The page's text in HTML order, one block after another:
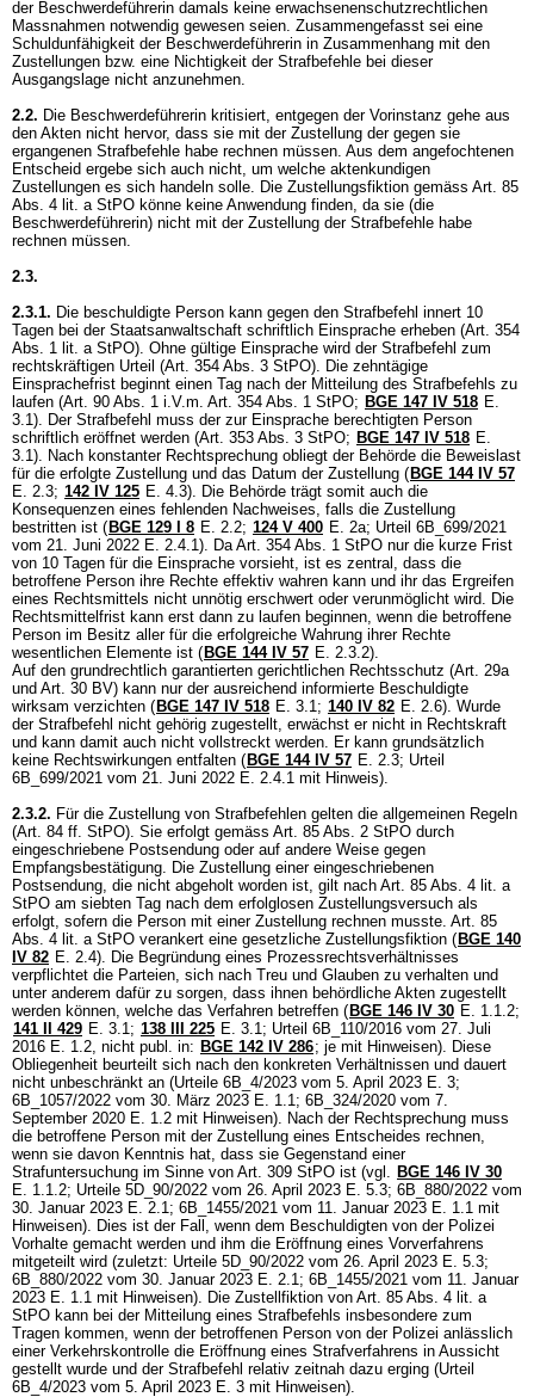
der Beschwerdeführerin damals keine erwachsenenschutzrechtlichen
Massnahmen notwendig gewesen seien. Zusammengefasst sei eine
Schuldunfähigkeit der Beschwerdeführerin in Zusammenhang mit den
Zustellungen bzw. eine Nichtigkeit der Strafbefehle bei dieser
Ausgangslage nicht anzunehmen.
2.2. Die Beschwerdeführerin kritisiert, entgegen der Vorinstanz gehe aus
den Akten nicht hervor, dass sie mit der Zustellung der gegen sie
ergangenen Strafbefehle habe rechnen müssen. Aus dem angefochtenen
Entscheid ergebe sich auch nicht, um welche aktenkundigen
Zustellungen es sich handeln solle. Die Zustellungsfiktion gemäss Art. 85
Abs. 4 lit. a StPO könne keine Anwendung finden, da sie (die
Beschwerdeführerin) nicht mit der Zustellung der Strafbefehle habe
rechnen müssen.
2.3.
2.3.1. Die beschuldigte Person kann gegen den Strafbefehl innert 10
Tagen bei der Staatsanwaltschaft schriftlich Einsprache erheben (Art. 354
Abs. 1 lit. a StPO). Ohne gültige Einsprache wird der Strafbefehl zum
rechtskräftigen Urteil (Art. 354 Abs. 3 StPO). Die zehntägige
Einsprachefrist beginnt einen Tag nach der Mitteilung des Strafbefehls zu
laufen (Art. 90 Abs. 1 i.V.m. Art. 354 Abs. 1 StPO; BGE 147 IV 518 E.
3.1). Der Strafbefehl muss der zur Einsprache berechtigten Person
schriftlich eröffnet werden (Art. 353 Abs. 3 StPO; BGE 147 IV 518 E.
3.1). Nach konstanter Rechtsprechung obliegt der Behörde die Beweislast
für die erfolgte Zustellung und das Datum der Zustellung ( BGE 144 IV 57
E. 2.3; 142 IV 125 E. 4.3). Die Behörde trägt somit auch die
Konsequenzen eines fehlenden Nachweises, falls die Zustellung
bestritten ist ( BGE 129 I 8 E. 2.2; 124 V 400 E. 2a; Urteil 6B_699/2021
vom 21. Juni 2022 E. 2.4.1). DaArt. 354 Abs. 1 StPO nur die kurze Frist
von 10 Tagen für die Einsprache vorsieht, ist es zentral, dass die
betroffene Person ihre Rechte effektiv wahren kann und ihr das Ergreifen
eines Rechtsmittels nicht unnötig erschwert oder verunmöglicht wird. Die
Rechtsmittelfrist kann erst dann zu laufen beginnen, wenn die betroffene
Person im Besitz aller für die erfolgreiche Wahrung ihrer Rechte
wesentlichen Elemente ist ( BGE 144 IV 57 E. 2.3.2).
Auf den grundrechtlich garantierten gerichtlichen Rechtsschutz (Art. 29a
und Art. 30 BV) kann nur der ausreichend informierte Beschuldigte
wirksam verzichten ( BGE 147 IV 518 E. 3.1; 140 IV 82 E. 2.6). Wurde
der Strafbefehl nicht gehörig zugestellt, erwächst er nicht in Rechtskraft
und kann damit auch nicht vollstreckt werden. Er kann grundsätzlich
keine Rechtswirkungen entfalten ( BGE 144 IV 57 E. 2.3; Urteil
6B_699/2021 vom 21. Juni 2022 E. 2.4.1 mit Hinweis).
2.3.2. Für die Zustellung von Strafbefehlen gelten die allgemeinen Regeln
(Art. 84 ff. StPO). Sie erfolgt gemäss Art. 85 Abs. 2 StPO durch
eingeschriebene Postsendung oder auf andere Weise gegen
Empfangsbestätigung. Die Zustellung einer eingeschriebenen
Postsendung, die nicht abgeholt worden ist, gilt nach Art. 85 Abs. 4 lit. a
StPO am siebten Tag nach dem erfolglosen Zustellungsversuch als
erfolgt, sofern die Person mit einer Zustellung rechnen musste. Art. 85
Abs. 4 lit. a StPO verankert eine gesetzliche Zustellungsfiktion ( BGE 140
IV 82 E. 2.4). Die Begründung eines Prozessrechtsverhältnisses
verpflichtet die Parteien, sich nach Treu und Glauben zu verhalten und
unter anderem dafür zu sorgen, dass ihnen behördliche Akten zugestellt
werden können, welche das Verfahren betreffen ( BGE 146 IV 30 E. 1.1.2;
141 II 429 E. 3.1; 138 III 225 E. 3.1; Urteil 6B_110/2016 vom 27. Juli
2016 E. 1.2, nicht publ. in: BGE 142 IV 286; je mit Hinweisen). Diese
Obliegenheit beurteilt sich nach den konkreten Verhältnissen und dauert
nicht unbeschränkt an (Urteile 6B_4/2023 vom 5. April 2023 E. 3;
6B_1057/2022 vom 30. März 2023 E. 1.1; 6B_324/2020 vom 7.
September 2020 E. 1.2 mit Hinweisen). Nach der Rechtsprechung muss
die betroffene Person mit der Zustellung eines Entscheides rechnen,
wenn sie davon Kenntnis hat, dass sie Gegenstand einer
Strafuntersuchung im Sinne von Art. 309 StPO ist (vgl. BGE 146 IV 30
E. 1.1.2; Urteile 5D_90/2022 vom 26. April 2023 E. 5.3; 6B_880/2022 vom
30. Januar 2023 E. 2.1; 6B_1455/2021 vom 11. Januar 2023 E. 1.1 mit
Hinweisen). Dies ist der Fall, wenn dem Beschuldigten von der Polizei
Vorhalte gemacht werden und ihm die Eröffnung eines Vorverfahrens
mitgeteilt wird (zuletzt: Urteile 5D_90/2022 vom 26. April 2023 E. 5.3;
6B_880/2022 vom 30. Januar 2023 E. 2.1; 6B_1455/2021 vom 11. Januar
2023 E. 1.1 mit Hinweisen). Die Zustellfiktion von Art. 85 Abs. 4 lit. a
StPO kann bei der Mitteilung eines Strafbefehls insbesondere zum
Tragen kommen, wenn der betroffenen Person von der Polizei anlässlich
einer Verkehrskontrolle die Eröffnung eines Strafverfahrens in Aussicht
gestellt wurde und der Strafbefehl relativ zeitnah dazu erging (Urteil
6B_4/2023 vom 5. April 2023 E. 3 mit Hinweisen).